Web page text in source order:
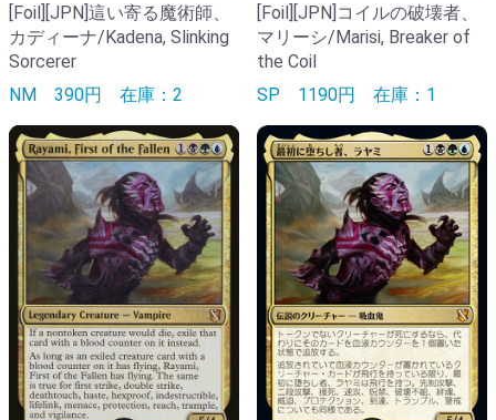
[Foil][JPN]這い寄る魔術師、
カディーナ/Kadena, Slinking
Sorcerer
NM 390円 在庫：2
[Foil][JPN]コイルの破壊者、
マリーシ/Marisi, Breaker of
the Coil
SP 1190円 在庫：1